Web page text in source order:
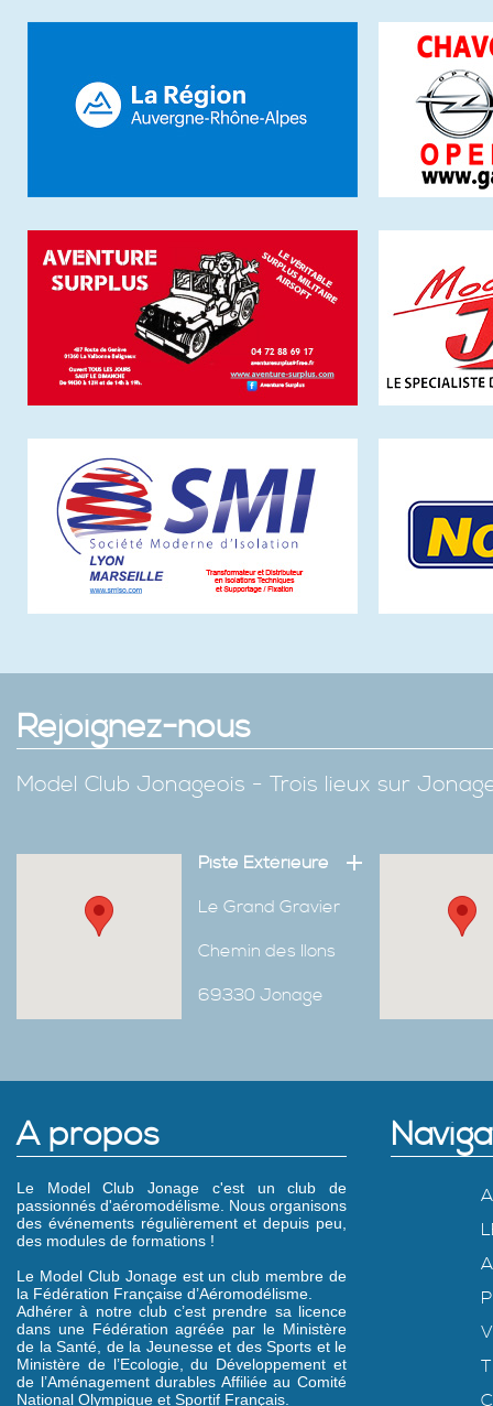
Rejoignez-nous
Model Club Jonageois - Trois lieux sur
Piste Extérieure
Le Grand Gravier
Chemin des Ilons
69330 Jonage
A propos
Le Model Club Jonage c'est un club de
passionnés d'aéromodélisme. Nous organisons
des événements régulièrement et depuis peu,
des modules de formations !
Le Model Club Jonage est un club membre de
la Fédération Française d’Aéromodélisme.
Adhérer à notre club c’est prendre sa licence
dans une Fédération agréée par le Ministère
de la Santé, de la Jeunesse et des Sports et le
Ministère de l’Ecologie, du Développement et
de l’Aménagement durables Affiliée au Comité
National Olympique et Sportif Français.